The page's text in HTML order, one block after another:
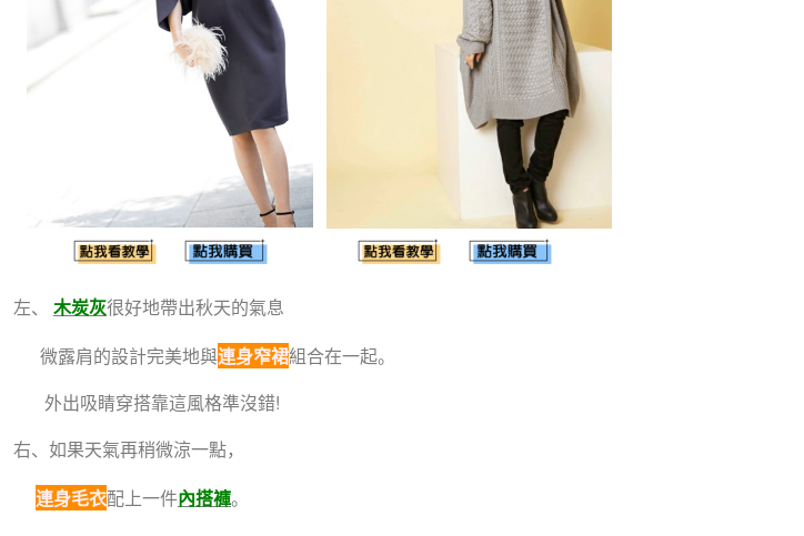
左、 木炭灰很好地帶出秋天的氣息
微露肩的設計完美地與連身窄裙組合在一起。
外出吸睛穿搭靠這風格準沒錯!
右、如果天氣再稍微涼一點，
連身毛衣配上一件內搭褲。